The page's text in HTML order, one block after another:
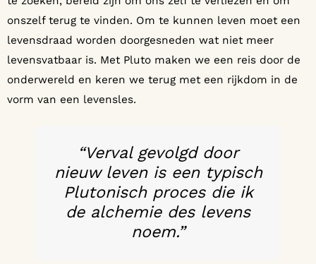
onszelf terug te vinden. Om te kunnen leven moet een
levensdraad worden doorgesneden wat niet meer
levensvatbaar is. Met Pluto maken we een reis door de
onderwereld en keren we terug met een rijkdom in de
vorm van een levensles.
“Verval gevolgd door
nieuw leven is een typisch
Plutonisch proces die ik
de alchemie des levens
noem.”